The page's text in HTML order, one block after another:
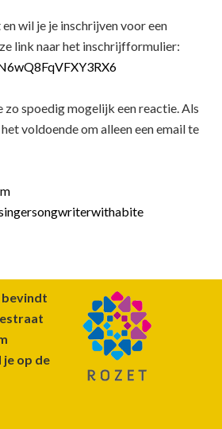
wil je je inschrijven voor een
link naar het inschrijfformulier:
spoedig mogelijk een reactie. Als
voldoende om alleen een email te
bevindt
je op de